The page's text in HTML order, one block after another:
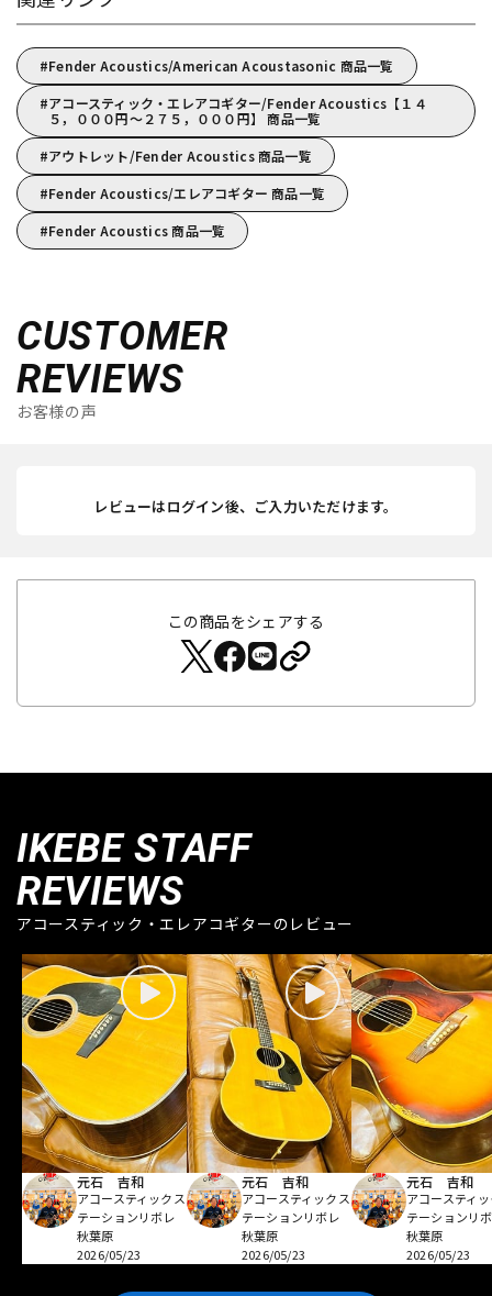
Fender Acoustics/American Acoustasonic 商品一覧
アコースティック・エレアコギター/Fender Acoustics【１４
５，０００円～２７５，０００円】 商品一覧
アウトレット/Fender Acoustics 商品一覧
Fender Acoustics/エレアコギター 商品一覧
Fender Acoustics 商品一覧
CUSTOMER
REVIEWS
お客様の声
レビューはログイン後、ご入力いただけます。
この商品をシェアする
IKEBE STAFF
REVIEWS
アコースティック・エレアコギターのレビュー
元石 吉和
アコースティックス
テーションリボレ
秋葉原
2026/05/23
元石 吉和
アコースティックス
テーションリボレ
秋葉原
2026/05/23
元石 吉和
アコースティ
テーションリ
秋葉原
2026/05/23